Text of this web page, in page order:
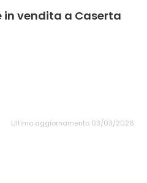
in vendita a Caserta
Ultimo aggiornamento 03/03/2026